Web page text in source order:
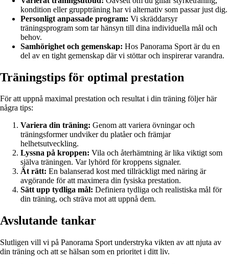
kondition eller gruppträning har vi alternativ som passar just dig.
Personligt anpassade program: Vi skräddarsyr
träningsprogram som tar hänsyn till dina individuella mål och
behov.
Samhörighet och gemenskap: Hos Panorama Sport är du en
del av en tight gemenskap där vi stöttar och inspirerar varandra.
Träningstips för optimal prestation
För att uppnå maximal prestation och resultat i din träning följer här
några tips:
Variera din träning: Genom att variera övningar och
träningsformer undviker du platåer och främjar
helhetsutveckling.
Lyssna på kroppen: Vila och återhämtning är lika viktigt som
själva träningen. Var lyhörd för kroppens signaler.
Ät rätt: En balanserad kost med tillräckligt med näring är
avgörande för att maximera din fysiska prestation.
Sätt upp tydliga mål: Definiera tydliga och realistiska mål för
din träning, och sträva mot att uppnå dem.
Avslutande tankar
Slutligen vill vi på Panorama Sport understryka vikten av att njuta av
din träning och att se hälsan som en prioritet i ditt liv.